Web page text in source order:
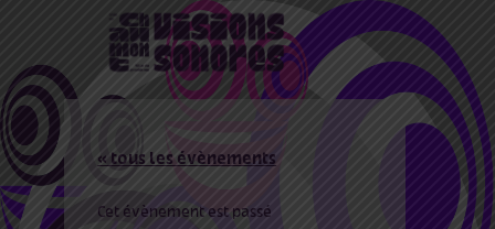
« tous les évènements
Cet évènement est passé